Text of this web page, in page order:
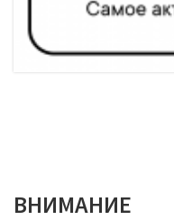
ВНИМАНИЕ